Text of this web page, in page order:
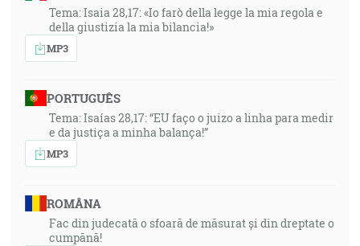
Tema: Isaia 28,17: «Io farò della legge la mia regola e
della giustizia la mia bilancia!»
MP3
PORTUGUÊS
Tema: Isaías 28,17: “EU faço o juizo a linha para medir
e da justiça a minha balança!”
MP3
ROMÂNA
Fac din judecată o sfoară de măsurat și din dreptate o
cumpănă!